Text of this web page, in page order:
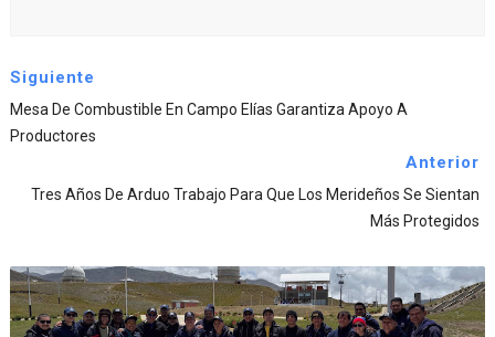
Siguiente
Mesa De Combustible En Campo Elías Garantiza Apoyo A
Productores
Anterior
Tres Años De Arduo Trabajo Para Que Los Merideños Se Sientan
Más Protegidos